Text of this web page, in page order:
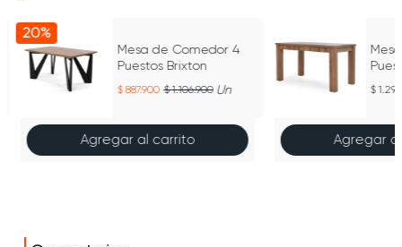
20%
Mesa de Comedor 4
Puestos Brixton
887.900 1.106.900 Un
Agregar al carrito Agregar